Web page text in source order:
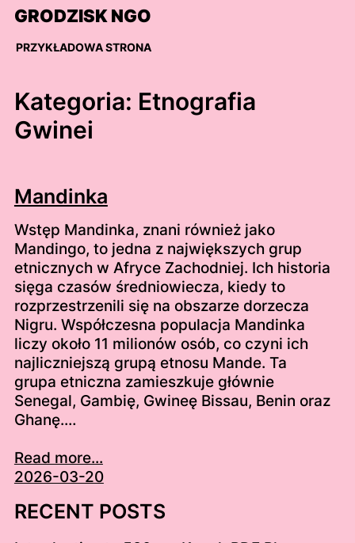
Skip
content
GRODZISK NGO
PRZYKŁADOWA STRONA
Kategoria: Etnografia
Gwinei
Mandinka
Wstęp Mandinka, znani również jako
Mandingo, to jedna z największych grup
etnicznych w Afryce Zachodniej. Ich historia
sięga czasów średniowiecza, kiedy to
rozprzestrzenili się na obszarze dorzecza
Nigru. Współczesna populacja Mandinka
liczy około 11 milionów osób, co czyni ich
najliczniejszą grupą etnosu Mande. Ta
grupa etniczna zamieszkuje głównie
Senegal, Gambię, Gwineę Bissau, Benin oraz
Ghanę.…
Read more...
2026-03-20
RECENT POSTS